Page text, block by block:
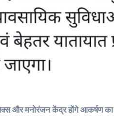
और मनोरंजन केंद्र होंगे आकर्षण